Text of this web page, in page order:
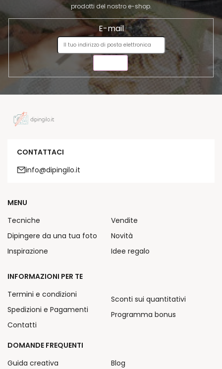
prodotti del nostro e-shop.
E-mail
CONTATTACI
info@dipingilo.it
MENU
Tecniche
Dipingere da una tua foto
Inspirazione
Vendite
Novità
Idee regalo
INFORMAZIONI PER TE
Termini e condizioni
Spedizioni e Pagamenti
Contatti
Sconti sui quantitativi
Programma bonus
DOMANDE FREQUENTI
Guida creativa
Blog